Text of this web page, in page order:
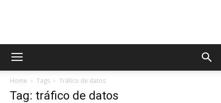
AppsTonic
Home Tags Tráfico de datos
Tag: tráfico de datos